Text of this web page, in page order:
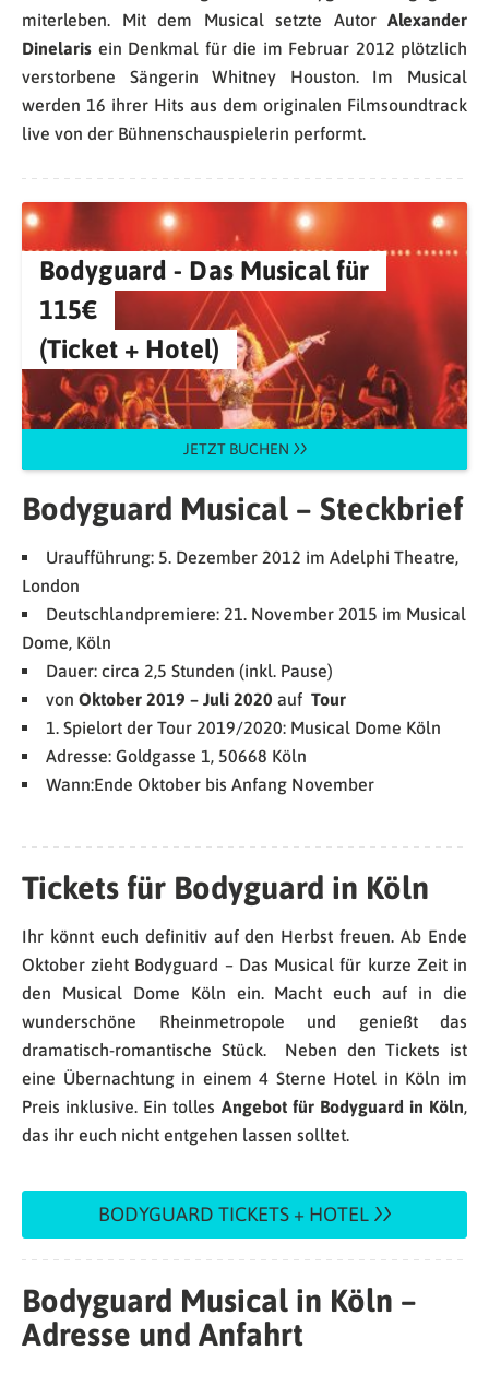
miterleben. Mit dem Musical setzte Autor Alexander
Dinelaris ein Denkmal für die im Februar 2012 plötzlich
verstorbene Sängerin Whitney Houston. Im Musical
werden 16 ihrer Hits aus dem originalen Filmsoundtrack
live von der Bühnenschauspielerin performt.
Bodyguard - Das Musical für
115€
(Ticket + Hotel)
JETZT BUCHEN
Bodyguard Musical – Steckbrief
Uraufführung: 5. Dezember 2012 im Adelphi Theatre,
London
Deutschlandpremiere: 21. November 2015 im Musical
Dome, Köln
Dauer: circa 2,5 Stunden (inkl. Pause)
von Oktober 2019 – Juli 2020 auf Tour
1. Spielort der Tour 2019/2020: Musical Dome Köln
Adresse: Goldgasse 1, 50668 Köln
Wann:Ende Oktober bis Anfang November
Tickets für Bodyguard in Köln
Ihr könnt euch definitiv auf den Herbst freuen. Ab Ende
Oktober zieht Bodyguard – Das Musical für kurze Zeit in
den Musical Dome Köln ein. Macht euch auf in die
wunderschöne Rheinmetropole und genießt das
dramatisch-romantische Stück. Neben den Tickets ist
eine Übernachtung in einem 4 Sterne Hotel in Köln im
Preis inklusive. Ein tolles Angebot für Bodyguard in Köln,
das ihr euch nicht entgehen lassen solltet.
BODYGUARD TICKETS + HOTEL
Bodyguard Musical in Köln –
Adresse und Anfahrt